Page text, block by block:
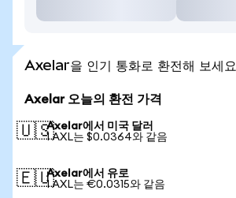
Axelar을 인기 통화로 환전해 보세요
Axelar 오늘의 환전 가격
🇺🇸Axelar에서 미국 달러
1 AXL는 $0.0364와 같음
🇪🇺Axelar에서 유로
1 AXL는 €0.0315와 같음